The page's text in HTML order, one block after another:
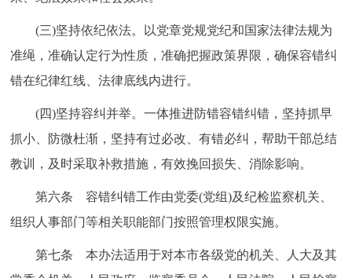
(三)坚持依纪依法。以党章党规党纪和国家法律法规为
准绳，准确认定行为性质，准确把握政策界限，确保容错纠
错在纪律红线、法律底线内进行。
(四)坚持容纠并举。一体推进防错容错纠错，坚持抓早
抓小、防微杜渐，坚持有过必改、有错必纠，帮助干部总结
教训，及时采取补救措施，有效挽回损失、消除影响。
第六条 容错纠错工作由党委(党组)及纪检监察机关、
组织人事部门等相关职能部门按照管理权限实施。
第七条 本办法适用于对本市各级党的机关、人大及其